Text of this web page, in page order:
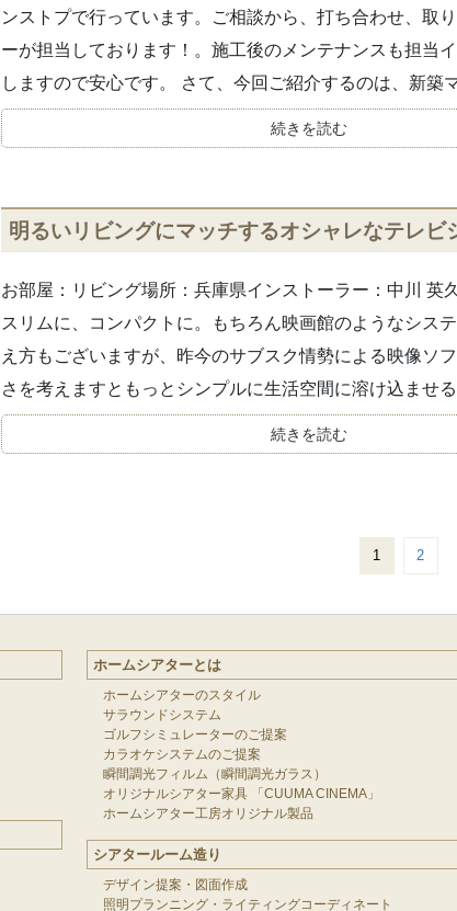
ンストプで行っています。ご相談から、打ち合わせ、取
ーが担当しております！。施工後のメンテナンスも担当
しますので安心です。 さて、今回ご紹介するのは、新築
続きを読む
明るいリビングにマッチするオシャレなテレ
お部屋：リビング場所：兵庫県インストーラー：中川 英
スリムに、コンパクトに。もちろん映画館のようなシス
え方もございますが、昨今のサブスク情勢による映像ソ
さを考えますともっとシンプルに生活空間に溶け込ませ
続きを読む
1 2
ホームシアターとは
ホームシアターのスタイル
サラウンドシステム
ゴルフシミュレーターのご提案
カラオケシステムのご提案
瞬間調光フィルム（瞬間調光ガラス）
オリジナルシアター家具 「CUUMA CINEMA」
ホームシアター工房オリジナル製品
シアタールーム造り
デザイン提案・図面作成
照明プランニング・ライティングコーディネート